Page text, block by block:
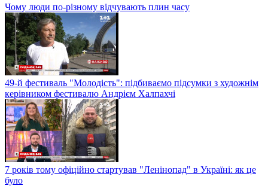
Чому люди по-різному відчувають плин часу
49-й фестиваль "Молодість": підбиваємо підсумки з художнім
керівником фестивалю Андрієм Халпахчі
7 років тому офіційно стартував "Ленінопад" в Україні: як це
було